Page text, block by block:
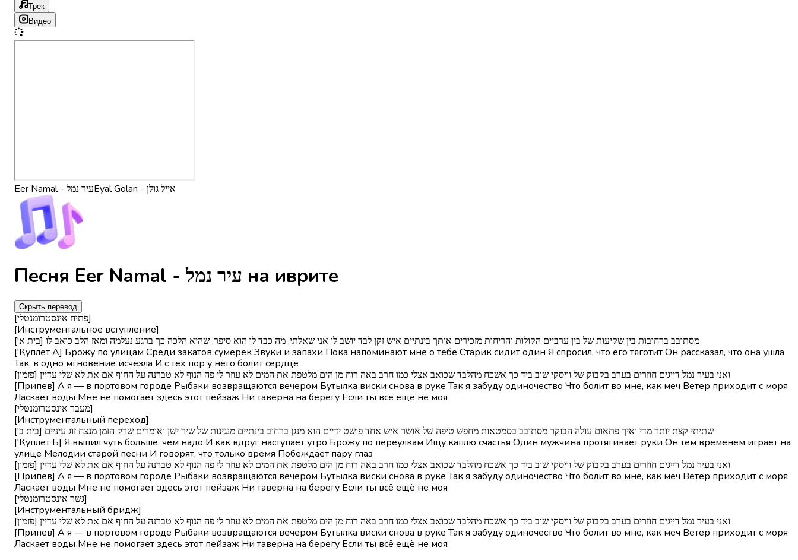
Трек
Видео
Eer Namal - עיר נמל Eyal Golan - אייל גולן
Песня Eer Namal - עיר נמל на иврите
Скрыть перевод
[פתיח אינסטרומנטלי]
[Инструментальное вступление]
['בית א] מסתובב ברחובות בין שקיעות של בין ערביים הקולות והריחות מזכירים אותך בינתיים איש זקן לבד יושב לו אני שאלתי, מה כבד לו הוא סיפר, שהיא הלכה כך ברגע נעלמה ומאז הלב כואב לו
['Куплет А] Брожу по улицам Среди закатов сумерек Звуки и запахи Пока напоминают мне о тебе Старик сидит один Я спросил, что его тяготит Он рассказал, что она ушла
Так, в одно мгновение исчезла И с тех пор у него болит сердце
[פזמון] ואני בעיר נמל דייגים חוזרים בערב בקבוק של וויסקי שוב ביד כך אשכח מהלבד שכואב אצלי כמו חרב באה רוח מן הים מלטפת את המים לא עוזר לי פה הנוף לא טברנה על החוף אם את לא שלי עדיין
[Припев] А я — в портовом городе Рыбаки возвращаются вечером Бутылка виски снова в руке Так я забуду одиночество Что болит во мне, как меч Ветер приходит с моря
Ласкает воды Мне не помогает здесь этот пейзаж Ни таверна на берегу Если ты всё ещё не моя
[מעבר אינסטרומנטלי]
[Инструментальный переход]
['בית ב] שתיתי קצת יותר מדי ואיך פתאום עולה הבוקר מסתובב בסמטאות מחפש טיפה של אושר איש אחד פושט ידיים הוא מנגן ברחוב בינתיים מנגינות של שיר ישן ואומרים שרק הזמן מנצח זוג עיניים
['Куплет Б] Я выпил чуть больше, чем надо И как вдруг наступает утро Брожу по переулкам Ищу каплю счастья Один мужчина протягивает руки Он тем временем играет на
улице Мелодии старой песни И говорят, что только время Побеждает пару глаз
[פזמון] ואני בעיר נמל דייגים חוזרים בערב בקבוק של וויסקי שוב ביד כך אשכח מהלבד שכואב אצלי כמו חרב באה רוח מן הים מלטפת את המים לא עוזר לי פה הנוף לא טברנה על החוף אם את לא שלי עדיין
[Припев] А я — в портовом городе Рыбаки возвращаются вечером Бутылка виски снова в руке Так я забуду одиночество Что болит во мне, как меч Ветер приходит с моря
Ласкает воды Мне не помогает здесь этот пейзаж Ни таверна на берегу Если ты всё ещё не моя
[גשר אינסטרומנטלי]
[Инструментальный бридж]
[פזמון] ואני בעיר נמל דייגים חוזרים בערב בקבוק של וויסקי שוב ביד כך אשכח מהלבד שכואב אצלי כמו חרב באה רוח מן הים מלטפת את המים לא עוזר לי פה הנוף לא טברנה על החוף אם את לא שלי עדיין
[Припев] А я — в портовом городе Рыбаки возвращаются вечером Бутылка виски снова в руке Так я забуду одиночество Что болит во мне, как меч Ветер приходит с моря
Ласкает воды Мне не помогает здесь этот пейзаж Ни таверна на берегу Если ты всё ещё не моя